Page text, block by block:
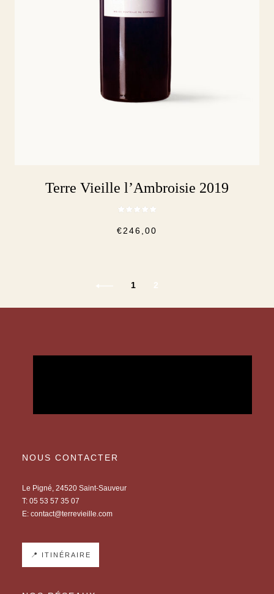
Terre Vieille l’Ambroisie 2019
sur 5
€ 246,00
1 2
NOUS CONTACTER
Le Pigné, 24520 Saint-Sauveur
T: 05 53 57 35 07
E: contact@terrevieille.com
📍 ITINÉRAIRE